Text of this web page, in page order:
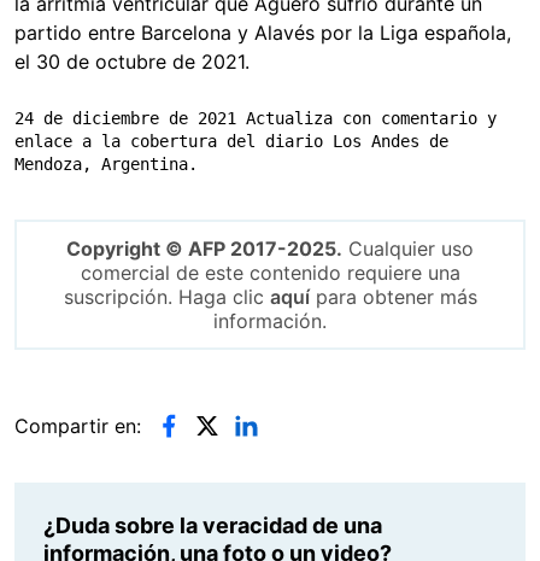
partido entre Barcelona y Alavés por la Liga española,
el 30 de octubre de 2021.
24 de diciembre de 2021 Actualiza con comentario y
enlace a la cobertura del diario Los Andes de
Mendoza, Argentina.
Copyright © AFP 2017-2025. Cualquier uso
comercial de este contenido requiere una
suscripción. Haga clic aquípara obtener más
información.
Compartir en:
¿Duda sobre la veracidad de una
información, una foto o un video?